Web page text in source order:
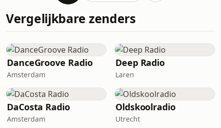
Vergelijkbare zenders
DanceGroove Radio
Amsterdam
Deep Radio
Laren
DaCosta Radio
Amsterdam
Oldskoolradio
Utrecht